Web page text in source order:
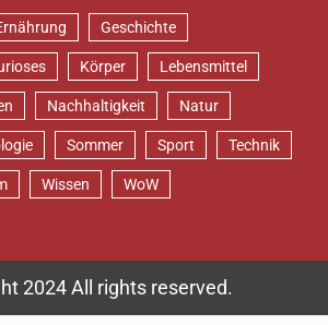
Geschichte
Körper Lebensmittel
Nachhaltigkeit Natur
Sommer Sport Technik
Wissen WoW
2024 All rights reserved.